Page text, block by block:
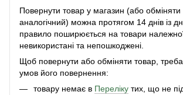
Повернути товар у магазин (або обміняти
аналогічний) можна протягом 14 днів із
правило поширюється на товари належної
невикористані та непошкоджені.
Щоб повернути або обміняти товар,
умов його повернення:
товару немає в Переліку тих, що не